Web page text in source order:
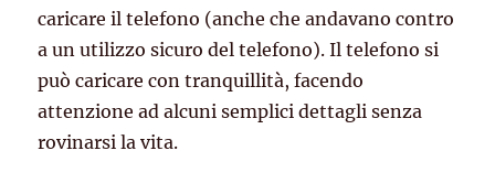
caricare il telefono (anche che andavano contro
a un utilizzo sicuro del telefono). Il telefono si
può caricare con tranquillità, facendo
attenzione ad alcuni semplici dettagli senza
rovinarsi la vita.